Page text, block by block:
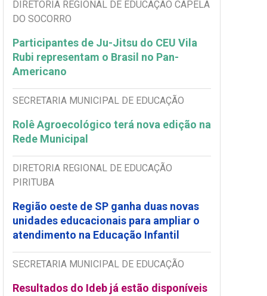
DIRETORIA REGIONAL DE EDUCAÇÃO CAPELA
DO SOCORRO
Participantes de Ju-Jitsu do CEU Vila
Rubi representam o Brasil no Pan-
Americano
SECRETARIA MUNICIPAL DE EDUCAÇÃO
Rolê Agroecológico terá nova edição na
Rede Municipal
DIRETORIA REGIONAL DE EDUCAÇÃO
PIRITUBA
Região oeste de SP ganha duas novas
unidades educacionais para ampliar o
atendimento na Educação Infantil
SECRETARIA MUNICIPAL DE EDUCAÇÃO
Resultados do Ideb já estão disponíveis